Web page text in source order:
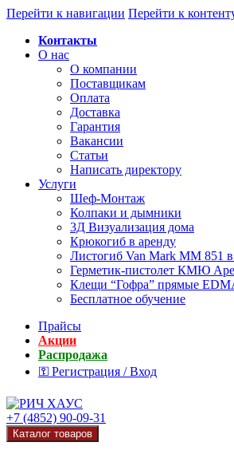
Перейти к навигации Перейти к
Контакты
О нас
О компании
Поставщикам
Оплата
Доставка
Гарантия
Вакансии
Статьи
Написать директору
Услуги
Шеф-Монтаж
Колпаки и дымники
3Д Визуализация дома
Крюкогиб в аренду
Листогиб Van Mark MM 851
Герметик-пистолет КМЮ
Клещи “Гофра” прямые
Бесплатное обучение
Прайсы
Акции
Распродажа
⚿ Регистрация / Вход
+7 (4852) 90-09-31
Каталог товаров